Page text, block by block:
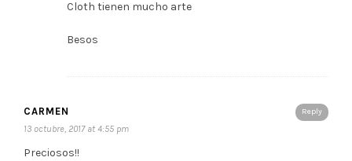
Cloth tienen mucho arte
Besos
Reply
CARMEN
13 octubre, 2017 at 4:55 pm
Preciosos!!